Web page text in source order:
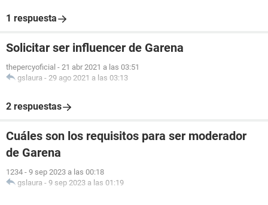
1 respuesta
Solicitar ser influencer de Garena
thepercyoficial - 21 abr 2021 a las 03:51
gslaura - 29 ago 2021 a las 03:13
2 respuestas
Cuáles son los requisitos para ser moderador
de Garena
1234 - 9 sep 2023 a las 00:18
gslaura - 9 sep 2023 a las 01:19